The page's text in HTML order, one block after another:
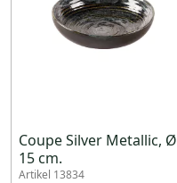
Coupe Silver Metallic, Ø
15 cm.
Artikel 13834